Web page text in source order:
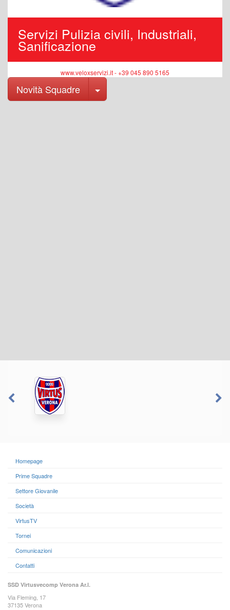
Servizi Pulizia civili, Industriali,
Sanificazione
www.veloxservizi.it - +39 045 890 5165
Novità Squadre Toggle Dropdown
Homepage
Prime Squadre
Settore Giovanile
Società
VirtusTV
Tornei
Comunicazioni
Contatti
SSD Virtusvecomp Verona Ar.l.
Via Fleming, 17
37135 Verona